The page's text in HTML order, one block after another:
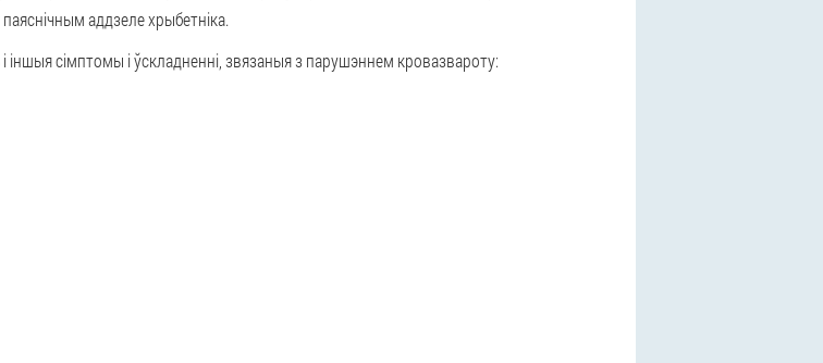
аддзеле хрыбетніка.
іншыясімптомы і ўскладненні , звязаныя з парушэннем кровазвароту: